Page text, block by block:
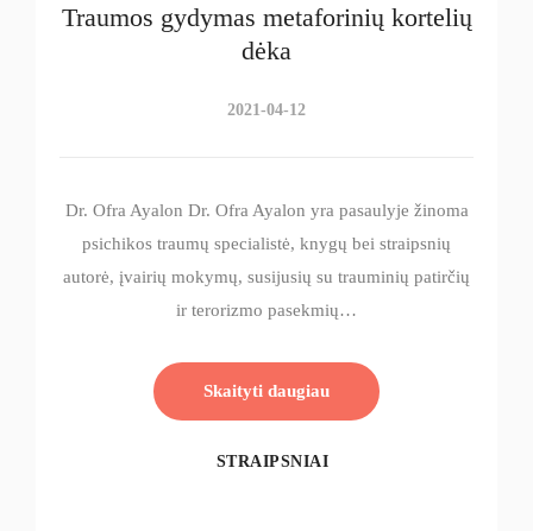
Traumos gydymas metaforinių kortelių
dėka
2021-04-12
Dr. Ofra Ayalon Dr. Ofra Ayalon yra pasaulyje žinoma
psichikos traumų specialistė, knygų bei straipsnių
autorė, įvairių mokymų, susijusių su trauminių patirčių
ir terorizmo pasekmių…
Skaityti daugiau
STRAIPSNIAI